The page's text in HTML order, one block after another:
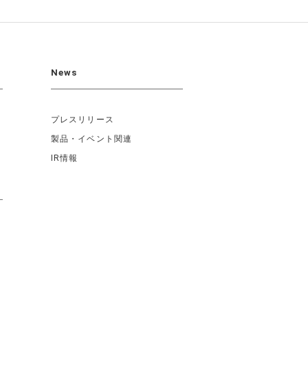
News
プレスリリース
製品・イベント関連
IR情報